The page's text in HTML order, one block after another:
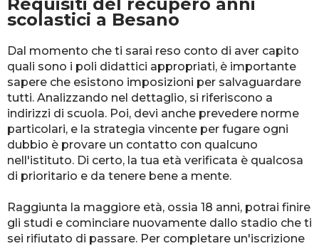
scolastici a Besano
Dal momento che ti sarai reso conto di aver capito
quali sono i poli didattici appropriati, è importante
sapere che esistono imposizioni per salvaguardare
tutti. Analizzando nel dettaglio, si riferiscono a
indirizzi di scuola. Poi, devi anche prevedere norme
particolari, e la strategia vincente per fugare ogni
dubbio è provare un contatto con qualcuno
nell'istituto. Di certo, la tua età verificata è qualcosa
di prioritario e da tenere bene a mente.
Raggiunta la maggiore età, ossia 18 anni, potrai finire
gli studi e cominciare nuovamente dallo stadio che ti
sei rifiutato di passare. Per completare un'iscrizione